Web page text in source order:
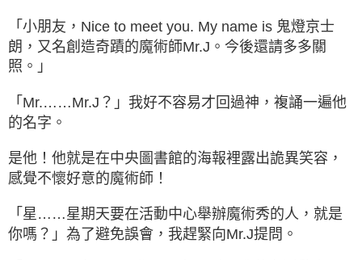
「小朋友，Nice to meet you. My name is 鬼燈京士
朗，又名創造奇蹟的魔術師Mr.J。今後還請多多關
照。」
「Mr.……Mr.J？」我好不容易才回過神，複誦一遍他
的名字。
是他！他就是在中央圖書館的海報裡露出詭異笑容，
感覺不懷好意的魔術師！
「星……星期天要在活動中心舉辦魔術秀的人，就是
你嗎？」為了避免誤會，我趕緊向Mr.J提問。